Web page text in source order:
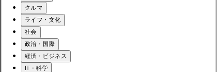
クルマ
ライフ・文化
社会
政治・国際
経済・ビジネス
IT・科学